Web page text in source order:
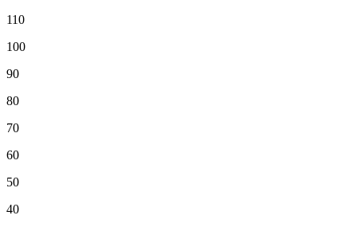
110
100
90
80
70
60
50
40